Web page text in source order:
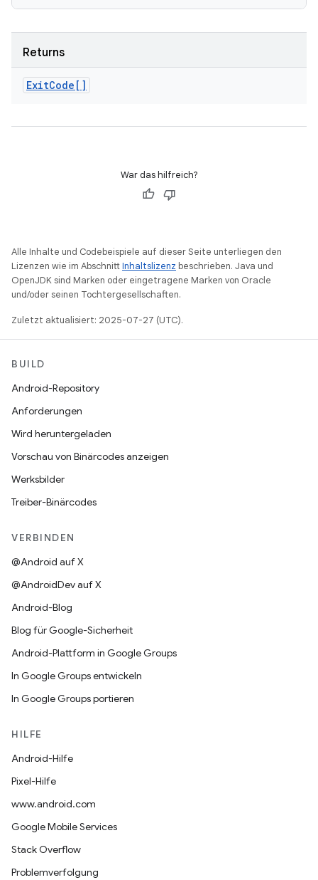
Returns
ExitCode[]
War das hilfreich?
Alle Inhalte und Codebeispiele auf dieser Seite unterliegen den
Lizenzen wie im AbschnittInhaltslizenz beschrieben. Java und
OpenJDK sind Marken oder eingetragene Marken von Oracle
und/oder seinen Tochtergesellschaften.
Zuletzt aktualisiert: 2025-07-27 (UTC).
BUILD
Android-Repository
Anforderungen
Wird heruntergeladen
Vorschau von Binärcodes anzeigen
Werksbilder
Treiber-Binärcodes
VERBINDEN
@Android auf X
@AndroidDev auf X
Android-Blog
Blog für Google-Sicherheit
Android-Plattform in Google Groups
In Google Groups entwickeln
In Google Groups portieren
HILFE
Android-Hilfe
Pixel-Hilfe
www.android.com
Google Mobile Services
Stack Overflow
Problemverfolgung